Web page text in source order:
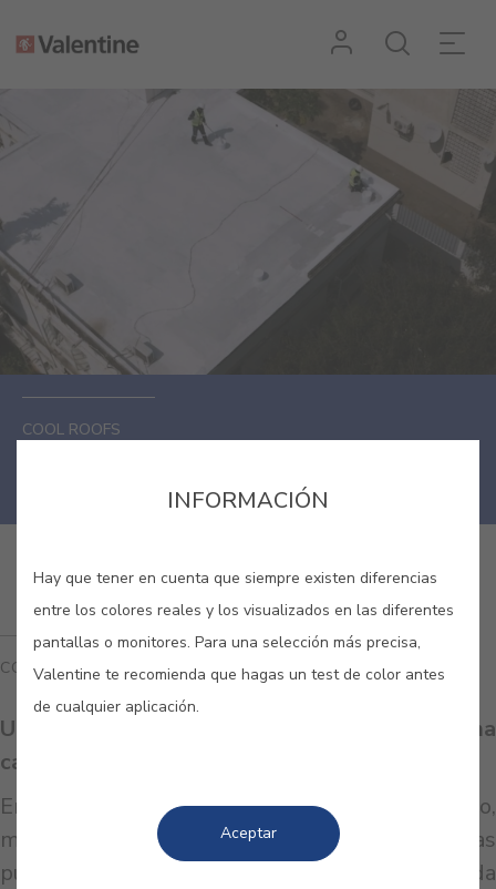
COOL ROOFS
Confort térmico en Maputo
COOL ROOFS
Un apartamento más confortable en el clima
cálido de Maputo.
En un clima cálido y húmedo como el de Maputo,
mejorar el confort térmico de las viviendas
puede marcar una gran diferencia en la vida
INFORMACIÓN
Hay que tener en cuenta que siempre existen diferencias
entre los colores reales y los visualizados en las diferentes
pantallas o monitores. Para una selección más precisa,
Valentine te recomienda que hagas un test de color antes
de cualquier aplicación.
Aceptar